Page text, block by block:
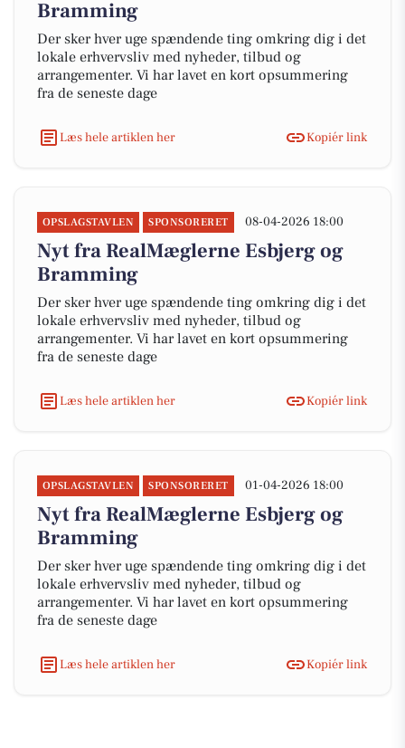
Bramming
Der sker hver uge spændende ting omkring dig i det
lokale erhvervsliv med nyheder, tilbud og
arrangementer. Vi har lavet en kort opsummering
fra de seneste dage
Læs hele artiklen her Kopiér link
OPSLAGSTAVLEN SPONSORERET 08-04-2026 18:00
Nyt fra RealMæglerne Esbjerg og
Bramming
Der sker hver uge spændende ting omkring dig i det
lokale erhvervsliv med nyheder, tilbud og
arrangementer. Vi har lavet en kort opsummering
fra de seneste dage
Læs hele artiklen her Kopiér link
OPSLAGSTAVLEN SPONSORERET 01-04-2026 18:00
Nyt fra RealMæglerne Esbjerg og
Bramming
Der sker hver uge spændende ting omkring dig i det
lokale erhvervsliv med nyheder, tilbud og
arrangementer. Vi har lavet en kort opsummering
fra de seneste dage
Læs hele artiklen her Kopiér link